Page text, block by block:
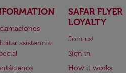
asistencia
SAFAR FLYER
LOYALTY
Join us!
Sign in
How it works